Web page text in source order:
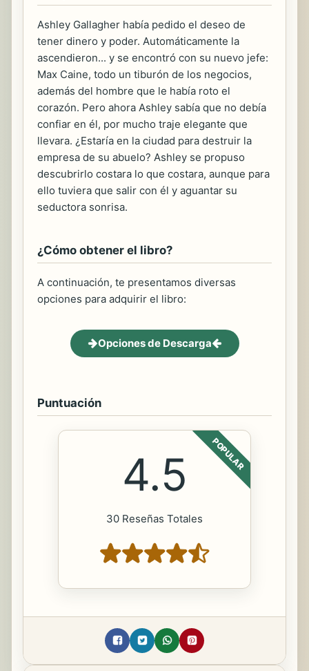
Ashley Gallagher había pedido el deseo de
tener dinero y poder. Automáticamente la
ascendieron... y se encontró con su nuevo jefe:
Max Caine, todo un tiburón de los negocios,
además del hombre que le había roto el
corazón. Pero ahora Ashley sabía que no debía
confiar en él, por mucho traje elegante que
llevara. ¿Estaría en la ciudad para destruir la
empresa de su abuelo? Ashley se propuso
descubrirlo costara lo que costara, aunque para
ello tuviera que salir con él y aguantar su
seductora sonrisa.
¿Cómo obtener el libro?
A continuación, te presentamos diversas
opciones para adquirir el libro:
Opciones de Descarga
Puntuación
POPULAR
4.5
30 Reseñas Totales